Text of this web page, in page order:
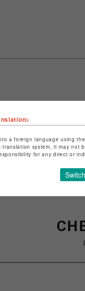
店舗名
特定商取引法など法令
ショップお問い合わせ
a foreign language using
system, it may
for any direct or